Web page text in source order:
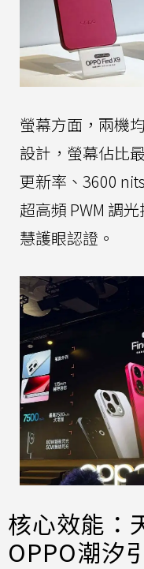
螢幕方面，兩機
設計，螢幕佔比
更新率、3600
超高頻 PWM 調
慧護眼認證。
核心效能：
OPPO潮汐